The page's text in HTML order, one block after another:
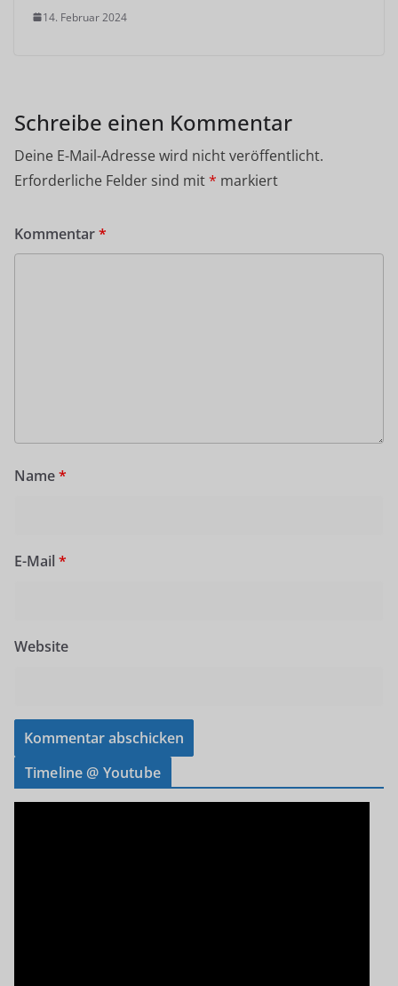
14. Februar 2024
Schreibe einen Kommentar
Deine E-Mail-Adresse wird nicht veröffentlicht.
Erforderliche Felder sind mit* markiert
Kommentar*
Name*
E-Mail *
Website
Timeline @ Youtube